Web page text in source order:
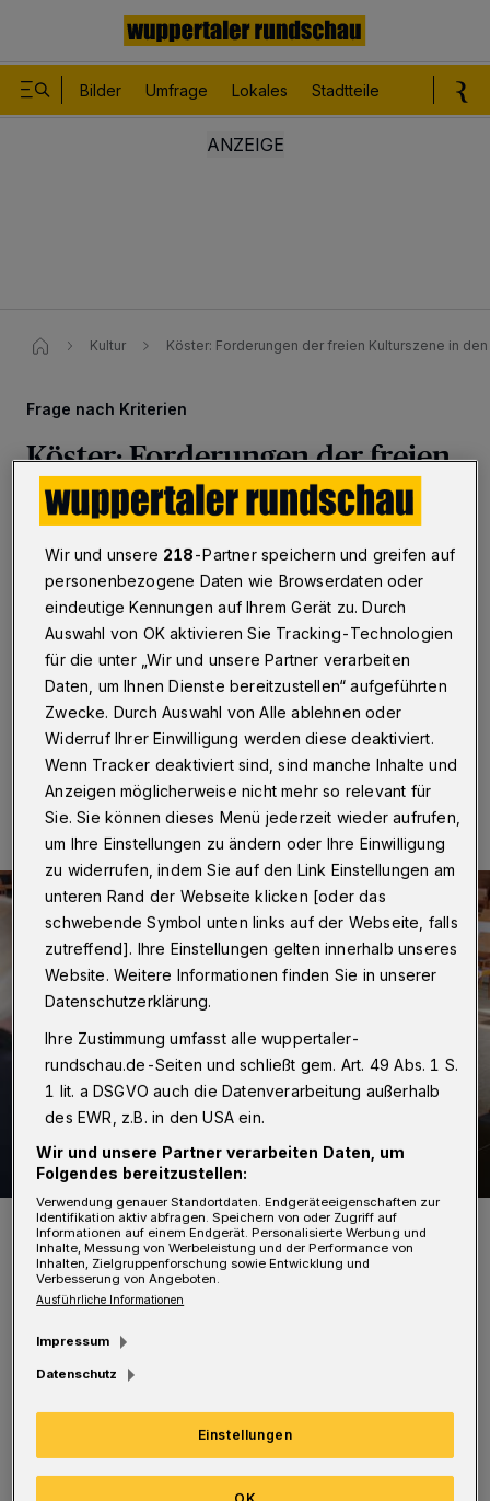
Bilder Umfrage Lokales Stadtteile
Kultur Köster: Forderungen der freien Kulturszene in
Frage nach Kriterien
Köster: Forderungen der freien
Kulturszene in den Ausschuss
Wuppertal·Wesentliche Forderungen der freien
Kulturszene sollen im Wuppertaler Kulturausschuss
behandelt werden. Dafür spricht sich der
Ausschussvorsitzende Rolf Köster als Resultat des
Jahrestreffens der Kulturszene mit Oberbürgermeister
Uwe Schneidewind sowie Mitgliedern der Verwaltung
und der Politik aus.
03.11.2023 , 09:00 Uhr Eine Minute Lesezeit
Dr. Rolf Köster (Archivbild).
Foto: "Glanzstoff"/Uwe Schinkel
S o soll die Verwaltung beauftragt werden,
einen Leerstands-Nutzungsplan der
städtischen Gebäude aufzustellen, um das
Potenzial der Nutzung leer stehender Räume
Wir und unsere 218-Partner speichern und greifen auf
personenbezogene Daten wie Browserdaten oder
eindeutige Kennungen auf Ihrem Gerät zu. Durch
Auswahl von OK aktivieren Sie Tracking-Technologien
für die unter „Wir und unsere Partner verarbeiten
Daten, um Ihnen Dienste bereitzustellen“ aufgeführten
Zwecke. Durch Auswahl von Alle ablehnen oder
Widerruf Ihrer Einwilligung werden diese deaktiviert.
Wenn Tracker deaktiviert sind, sind manche Inhalte und
Anzeigen möglicherweise nicht mehr so relevant für
Sie. Sie können dieses Menü jederzeit wieder aufrufen,
um Ihre Einstellungen zu ändern oder Ihre Einwilligung
zu widerrufen, indem Sie auf den Link Einstellungen am
unteren Rand der Webseite klicken [oder das
schwebende Symbol unten links auf der Webseite, falls
zutreffend]. Ihre Einstellungen gelten innerhalb unseres
Website. Weitere Informationen finden Sie in unserer
Datenschutzerklärung.
Ihre Zustimmung umfasst alle wuppertaler-
rundschau.de-Seiten und schließt gem. Art. 49 Abs. 1 S.
1 lit. a DSGVO auch die Datenverarbeitung außerhalb
des EWR, z.B. in den USA ein.
Wir und unsere Partner verarbeiten Daten, um
Folgendes bereitzustellen:
Verwendung genauer Standortdaten. Endgeräteeigenschaften zur
Identifikation aktiv abfragen. Speichern von oder Zugriff auf
Informationen auf einem Endgerät. Personalisierte Werbung und
Inhalte, Messung von Werbeleistung und der Performance von
Inhalten, Zielgruppenforschung sowie Entwicklung und
Verbesserung von Angeboten.
Ausführliche Informationen
Impressum
Datenschutz
Einstellungen